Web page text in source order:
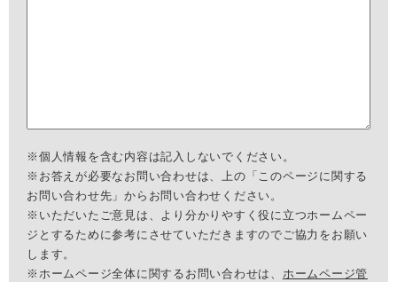
※個人情報を含む内容は記入しないでください。
※お答えが必要なお問い合わせは、上の「このページに関する
お問い合わせ先」からお問い合わせください。
※いただいたご意見は、より分かりやすく役に立つホームペー
ジとするために参考にさせていただきますのでご協力をお願い
します。
※ホームページ全体に関するお問い合わせは、 ホームページ管